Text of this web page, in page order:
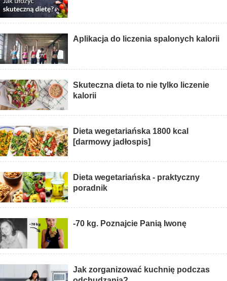
Aplikacja do liczenia spalonych kalorii
Skuteczna dieta to nie tylko liczenie
kalorii
Dieta wegetariańska 1800 kcal
[darmowy jadłospis]
Dieta wegetariańska - praktyczny
poradnik
-70 kg. Poznajcie Panią Iwonę
Jak zorganizować kuchnię podczas